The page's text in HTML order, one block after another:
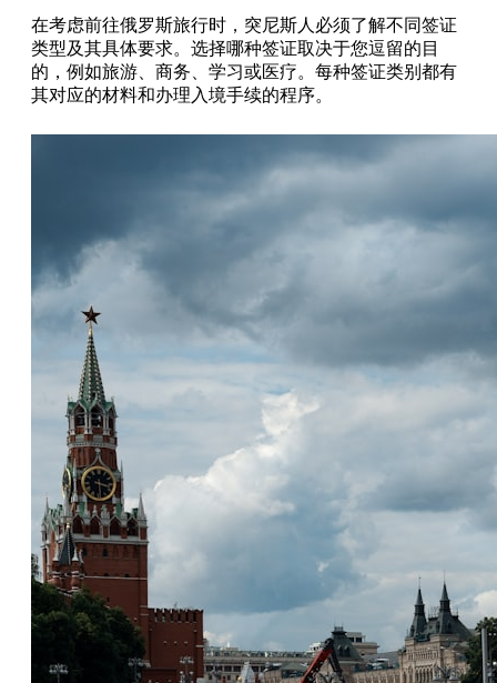
在考虑前往俄罗斯旅行时，突尼斯人必须了解不同签证
类型及其具体要求。选择哪种签证取决于您逗留的目
的，例如旅游、商务、学习或医疗。每种签证类别都有
其对应的材料和办理入境手续的程序。